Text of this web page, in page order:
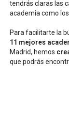
tendrás claras las
academia como
Para facilitarte la
11 mejores
Madrid, hemos
que podrás